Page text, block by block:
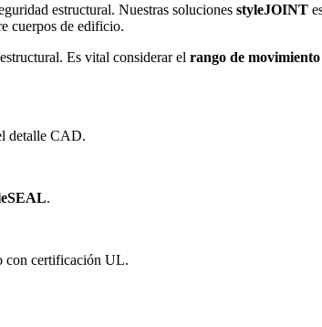
estructural. Nuestras soluciones styleJOINT
cuerpos de edificio.
Es vital considerar el rango de
detalle CAD.
.
con certificación UL.